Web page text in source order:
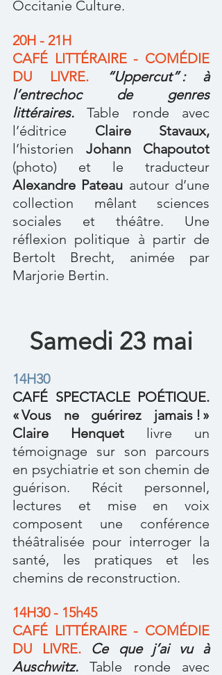
Occitanie Culture.
20H - 21H
CAFÉ LITTÉRAIRE - COMÉDIE
DU LIVRE.
“Uppercut” : à
l’entrechoc de genres
littéraires. Table ronde avec
l’éditrice
l’historien Johann Chapoutot
Alexandre Pateau autour d’une
collection mêlant sciences
sociales et théâtre. Une
réflexion politique à partir de
Bertolt Brecht, animée par
Marjorie Bertin.
Samedi 23 mai
14H30
CAFÉ SPECTACLE POÉTIQUE.
« Vous ne guérirez jamais ! »
Claire Henquet livre un
témoignage sur son parcours
en psychiatrie et son chemin de
guérison. Récit personnel,
lectures et mise en voix
composent une conférence
théâtralisée pour interroger la
santé, les pratiques et les
chemins de reconstruction.
14H30 - 15h45
CAFÉ LITTÉRAIRE - COMÉDIE
DU LIVRE. Ce que j’ai vu à
Auschwitz.